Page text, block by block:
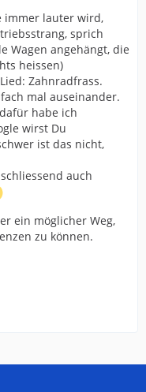
immer lauter wird,
sprich
Wagen angehängt, die
heissen)
Zahnradfrass.
mal auseinander.
habe ich
wirst Du
ist das nicht,
auch
ein möglicher Weg,
zu können.